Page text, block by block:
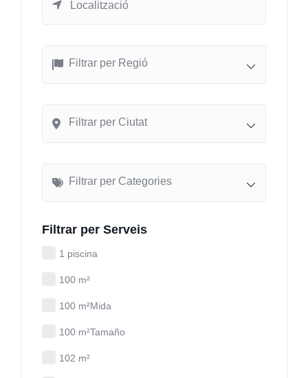
Filtrar per Regió
Filtrar per Ciutat
Filtrar per Categories
Filtrar per Serveis
1 piscina
100 m²
100 m²Mida
100 m²Tamaño
102 m²